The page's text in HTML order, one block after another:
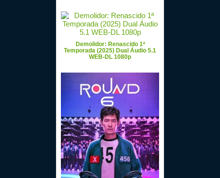
Demolidor: Renascido 1ª
Temporada (2025) Dual Áudio 5.1
WEB-DL 1080p